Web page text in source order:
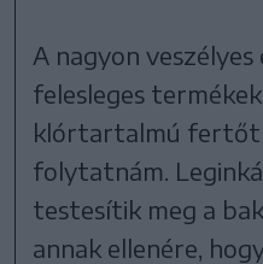
A nagyon
felesleges
klórtartalmú
folytatnám.
testesítik meg a
annak ellenére,